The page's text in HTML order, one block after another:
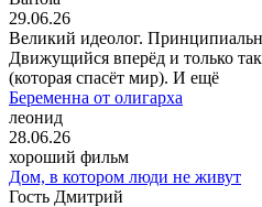
29.06.26
Великий идеолог.
Движущийся вперёд и только
(которая спасёт мир). И ещё
Беременна от олигарха
леонид
28.06.26
хороший фильм
Дом, в котором люди не живут
Гость Дмитрий